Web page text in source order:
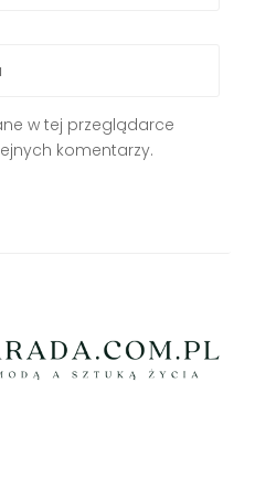
w tej przeglądarce
komentarzy.